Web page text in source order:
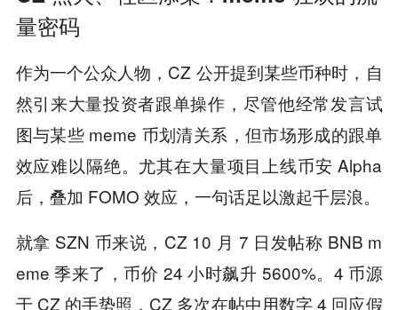
量密码
作为一个公众人物，CZ 公开提到某些币种时，自
然引来大量投资者跟单操作，尽管他经常发言试
图与某些 meme 币划清关系，但市场形成的跟单
效应难以隔绝。尤其在大量项目上线币安 Alpha
后，叠加 FOMO 效应，一句话足以激起千层浪。
就拿 SZN 币来说，CZ 10 月 7 日发帖称 BNB m
eme 季来了，币价 24 小时飙升 5600%。4 币源
于 CZ 的手势照，CZ 多次在帖中用数字 4 回应假